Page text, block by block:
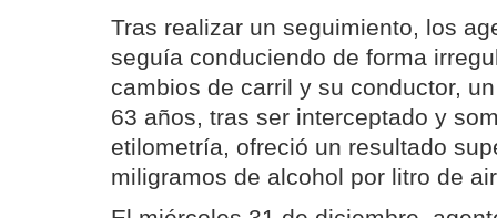
Tras realizar un seguimiento, los
seguía conduciendo de forma
cambios de carril y su conductor,
63 años, tras ser interceptado y
etilometría, ofreció un resultado
miligramos de alcohol por litro de